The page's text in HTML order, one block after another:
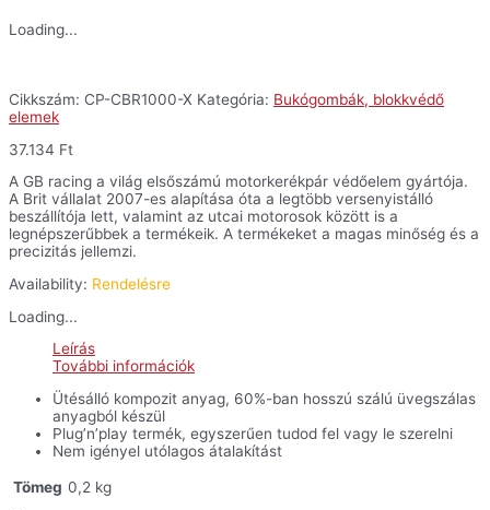
Loading...
Cikkszám: CP-CBR1000-X Kategória: Bukógombák, blokkvédő
elemek
37.134 Ft
A GB racing a világ elsőszámú motorkerékpár védőelem gyártója.
A Brit vállalat 2007-es alapítása óta a legtöbb versenyistálló
beszállítója lett, valamint az utcai motorosok között is a
legnépszerűbbek a termékeik. A termékeket a magas minőség és a
precizitás jellemzi.
Availability: Rendelésre
Loading...
Leírás
További információk
Ütésálló kompozit anyag, 60%-ban hosszú szálú üvegszálas
anyagból készül
Plug’n’play termék, egyszerűen tudod fel vagy le szerelni
Nem igényel utólagos átalakítást
Tömeg 0,2 kg